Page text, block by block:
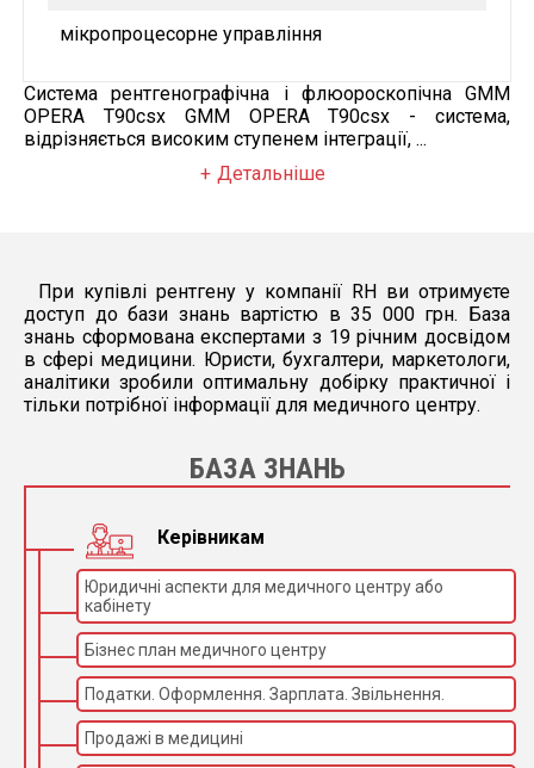
мікропроцесорне управління
Система рентгенографічна і флюороскопічна GMM
OPERA T90csx GMM OPERA T90csx - система,
відрізняється високим ступенем інтеграції, ...
Детальніше
При купівлі рентгену у компанії RH ви отримуєте
доступ до бази знань вартістю в 35 000 грн. База
знань сформована експертами з 19 річним досвідом
в сфері медицини. Юристи, бухгалтери, маркетологи,
аналітики зробили оптимальну добірку практичної і
тільки потрібної інформації для медичного центру.
БАЗА ЗНАНЬ
Керівникам
Юридичні аспекти для медичного центру або
кабінету
Бізнес план медичного центру
Податки. Оформлення. Зарплата. Звільнення.
Продажі в медицині